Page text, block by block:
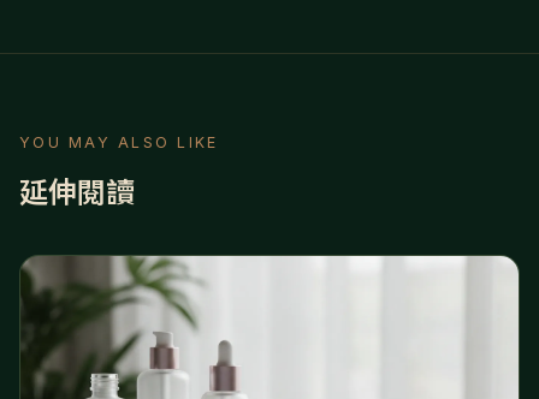
YOU MAY ALSO LIKE
延伸閱讀